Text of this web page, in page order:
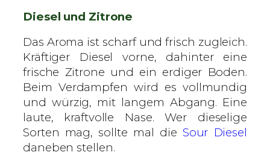
Diesel und Zitrone
Das Aroma ist scharf und frisch zugleich.
Kräftiger Diesel vorne, dahinter eine
frische Zitrone und ein erdiger Boden.
Beim Verdampfen wird es vollmundig
und würzig, mit langem Abgang. Eine
laute, kraftvolle Nase. Wer dieselige
Sorten mag, sollte mal die Sour Diesel
daneben stellen.